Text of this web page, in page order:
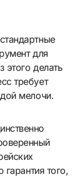
для
этого делать
требует
мелочи.
того,